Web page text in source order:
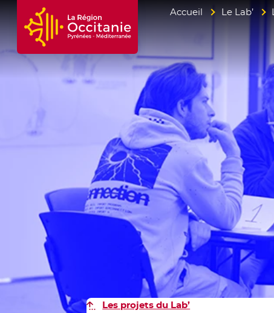
Accueil Région Occitanie / Pyrénées-
Accueil Le Lab’
Les projets du Lab’